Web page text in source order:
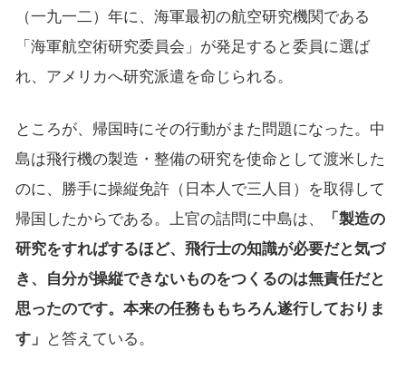
（一九一二）年に、海軍最初の航空研究機関である
「海軍航空術研究委員会」が発足すると委員に選ば
れ、アメリカへ研究派遣を命じられる。
ところが、帰国時にその行動がまた問題になった。中
島は飛行機の製造・整備の研究を使命として渡米した
のに、勝手に操縦免許（日本人で三人目）を取得して
帰国したからである。上官の詰問に中島は、
「製造の
研究をすればするほど、飛行士の知識が必要だと気づ
き、自分が操縦できないものをつくるのは無責任だと
思ったのです。本来の任務ももちろん遂行しておりま
す」
と答えている。